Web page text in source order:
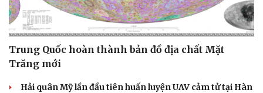
Cây thuốc
Sản phụ khoa
Nhi khoa
Nam khoa
Làm đẹp - giảm cân
Phòng mạch online
Ăn sạch sống khỏe
Blog
Tình yêu - Gia đình
Trung Quốc hoàn thành bản đồ địa chất Mặt
Trăng mới
Hải quân Mỹ lần đầu tiên huấn luyện UAV cảm tử tại Hàn